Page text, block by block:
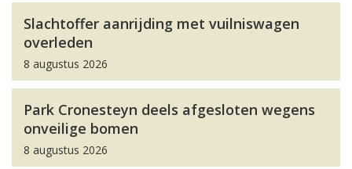
Slachtoffer aanrijding met vuilniswagen
overleden
8 augustus 2026
Park Cronesteyn deels afgesloten wegens
onveilige bomen
8 augustus 2026